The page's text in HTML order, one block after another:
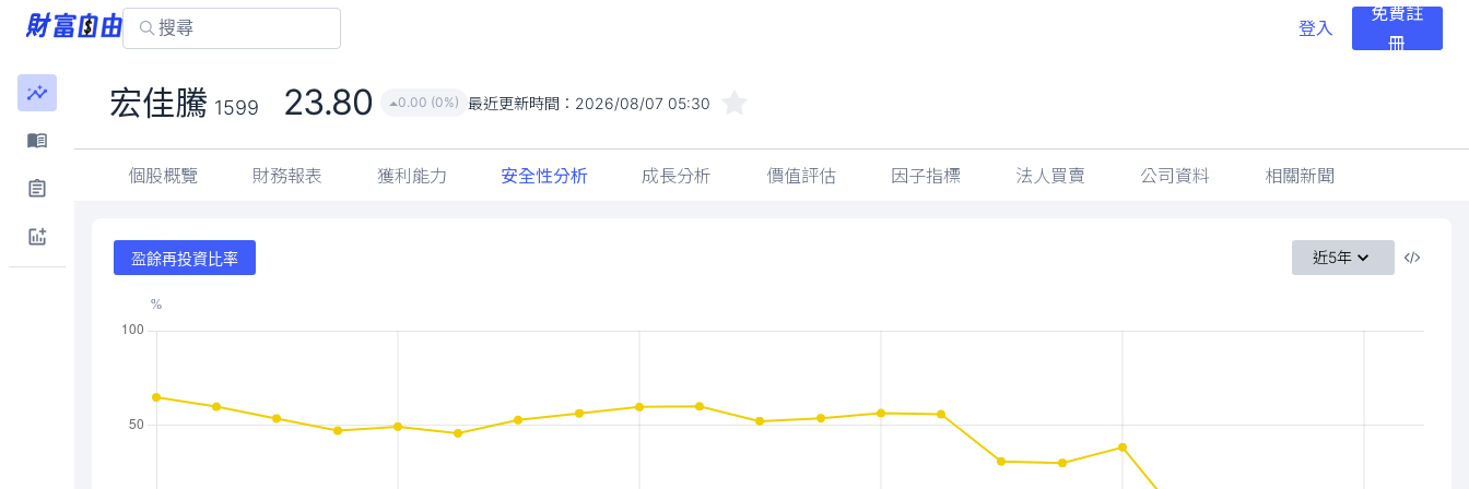
登入
免費註
冊
宏佳騰 1599 23.80 0.00 (0%) 最近更新時間： 2026/08/07 05:30
個股概覽 財務報表 獲利能力 安全性分析 成長分析 價值評估 因子指標 法人買賣 公司資料 相關新聞
盈餘再投資比率 近5年